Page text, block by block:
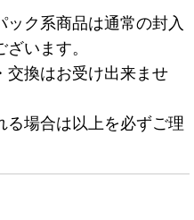
ック系商品は通常の封入
います。
交換はお受け出来ませ
る場合は以上を必ずご理